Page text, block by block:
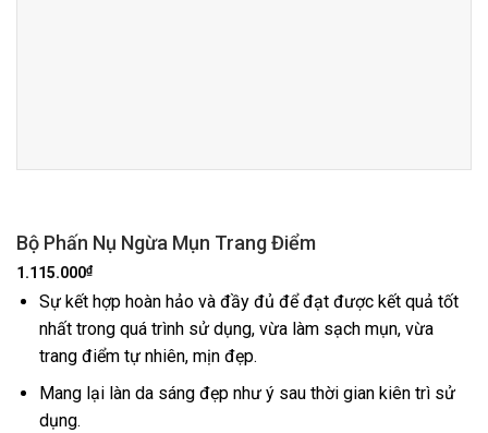
Bộ Phấn Nụ Ngừa Mụn Trang Điểm
1.115.000₫
Sự kết hợp hoàn hảo và đầy đủ để đạt được kết quả tốt
nhất trong quá trình sử dụng, vừa làm sạch mụn, vừa
trang điểm tự nhiên, mịn đẹp.
Mang lại làn da sáng đẹp như ý sau thời gian kiên trì sử
dụng.